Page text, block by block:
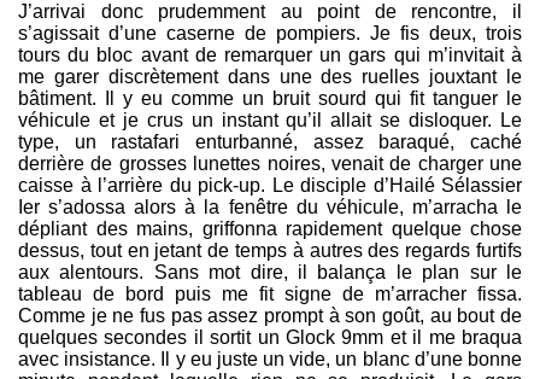
J’arrivai donc prudemment au point de rencontre, il
s’agissait d’une caserne de pompiers. Je fis deux, trois
tours du bloc avant de remarquer un gars qui m’invitait à
me garer discrètement dans une des ruelles jouxtant le
bâtiment. Il y eu comme un bruit sourd qui fit tanguer le
véhicule et je crus un instant qu’il allait se disloquer. Le
type, un rastafari enturbanné, assez baraqué, caché
derrière de grosses lunettes noires, venait de charger une
caisse à l’arrière du pick-up. Le disciple d’Hailé Sélassier
Ier s’adossa alors à la fenêtre du véhicule, m’arracha le
dépliant des mains, griffonna rapidement quelque chose
dessus, tout en jetant de temps à autres des regards furtifs
aux alentours. Sans mot dire, il balança le plan sur le
tableau de bord puis me fit signe de m’arracher fissa.
Comme je ne fus pas assez prompt à son goût, au bout de
quelques secondes il sortit un Glock 9mm et il me braqua
avec insistance. Il y eu juste un vide, un blanc d’une bonne